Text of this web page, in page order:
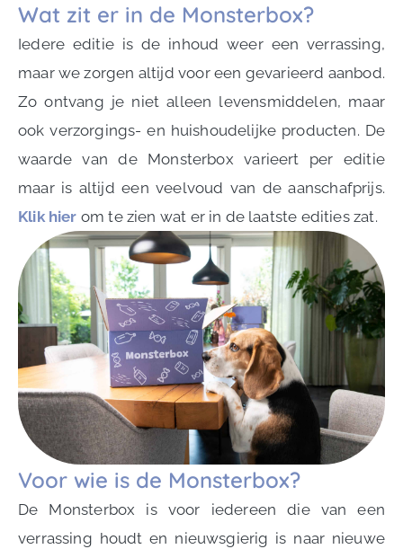
Wat zit er in de Monsterbox?
Iedere editie is de inhoud weer een verrassing,
maar we zorgen altijd voor een gevarieerd aanbod.
Zo ontvang je niet alleen levensmiddelen, maar
ook verzorgings- en huishoudelijke producten. De
waarde van de Monsterbox varieert per editie
maar is altijd een veelvoud van de aanschafprijs.
Klik hier om te zien wat er in de laatste edities zat.
Voor wie is de Monsterbox?
De Monsterbox is voor iedereen die van een
verrassing houdt en nieuwsgierig is naar nieuwe